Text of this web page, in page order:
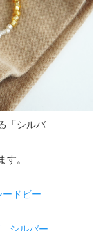
「シルバ
。
ドビー
シルバー